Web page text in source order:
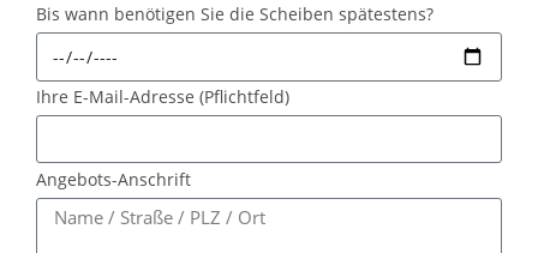
Bis wann benötigen Sie die Scheiben spätestens?
Ihre E-Mail-Adresse (Pflichtfeld)
Angebots-Anschrift